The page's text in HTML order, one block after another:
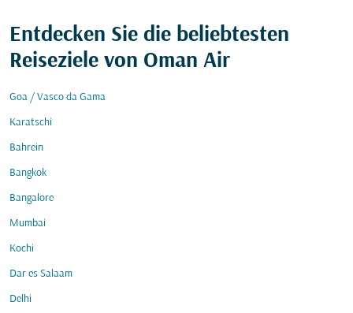
Entdecken Sie die beliebtesten
Reiseziele von Oman Air
Goa / Vasco da Gama
Karatschi
Bahrein
Bangkok
Bangalore
Mumbai
Kochi
Dar es Salaam
Delhi